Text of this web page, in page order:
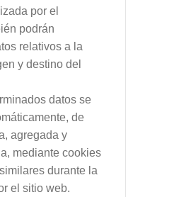
por el
podrán
relativos a la
y destino del
datos se
de
agregada y
mediante cookies
durante la
el sitio web.